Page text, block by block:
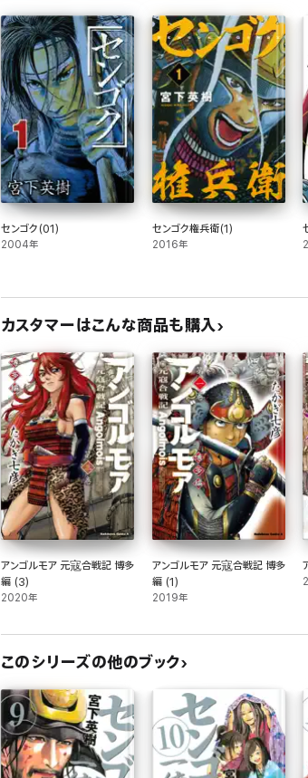
センゴク(01)
2004年
センゴク権兵衛(1)
2016年
カスタマーはこんな商品も購入
アンゴルモア 元寇合戦記 博多
編 (3)
2020年
アンゴルモア 元寇合戦記 博多
編 (1)
2019年
このシリーズの他のブック